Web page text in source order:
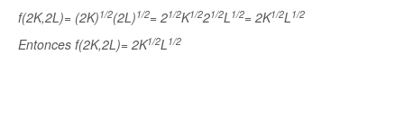
f(2K,2L)= (2K) 1/2(2L) 1/2= 21/2K1/221/2L 1/2= 2K1/2L 1/2
Entonces f(2K,2L)= 2K1/2L 1/2